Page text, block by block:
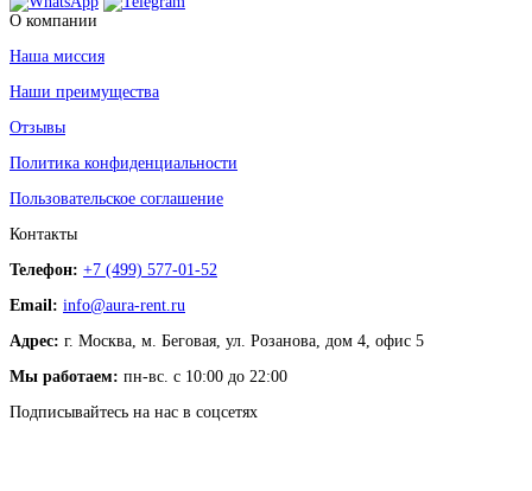
О компании
Наша миссия
Наши преимущества
Отзывы
Политика конфиденциальности
Пользовательское соглашение
Контакты
Телефон: +7 (499) 577-01-52
Email: info@aura-rent.ru
Адрес: г. Москва, м. Беговая, ул. Розанова, дом 4, офис 5
Мы работаем: пн-вс. с 10:00 до 22:00
Подписывайтесь на нас в соцсетях